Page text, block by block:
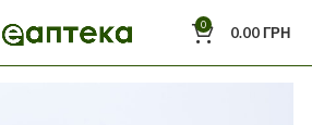
0 0.00ГРН